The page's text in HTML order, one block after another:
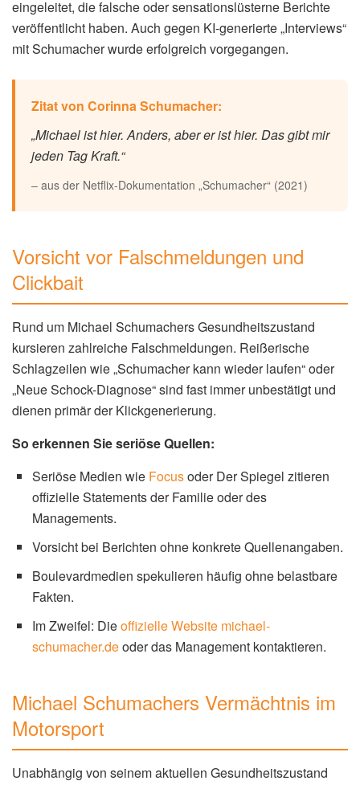
eingeleitet, die falsche oder sensationslüsterne Berichte
veröffentlicht haben. Auch gegen KI-generierte „Interviews“
mit Schumacher wurde erfolgreich vorgegangen.
Zitat von Corinna Schumacher:
„Michael ist hier. Anders, aber er ist hier. Das gibt mir
jeden Tag Kraft.“
– aus der Netflix-Dokumentation „Schumacher“ (2021)
Vorsicht vor Falschmeldungen und
Clickbait
Rund um Michael Schumachers Gesundheitszustand
kursieren zahlreiche Falschmeldungen. Reißerische
Schlagzeilen wie „Schumacher kann wieder laufen“ oder
„Neue Schock-Diagnose“ sind fast immer unbestätigt und
dienen primär der Klickgenerierung.
So erkennen Sie seriöse Quellen:
Seriöse Medien wie Focusoder Der Spiegel zitieren
offizielle Statements der Familie oder des
Managements.
Vorsicht bei Berichten ohne konkrete Quellenangaben.
Boulevardmedien spekulieren häufig ohne belastbare
Fakten.
Im Zweifel: Dieoffizielle Website michael-
schumacher.deoder das Management kontaktieren.
Michael Schumachers Vermächtnis im
Motorsport
Unabhängig von seinem aktuellen Gesundheitszustand